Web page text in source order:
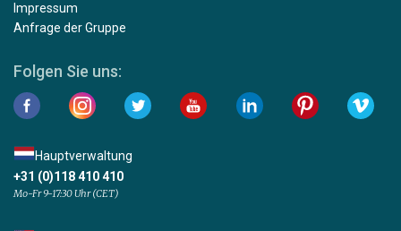
Impressum
Anfrage der Gruppe
Folgen Sie uns:
Hauptverwaltung
+31 (0)118 410 410
Mo-Fr 9-17:30 Uhr (CET)